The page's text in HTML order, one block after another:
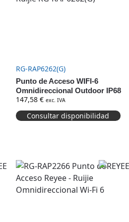
RG-RAP6262(G)
Punto de Acceso WIFI-6
Omnidireccional Outdoor IP68
con puerto Optico hasta
1,77Gbits-s Reyee – Ruijie RG-
RAP6262(G)
147,58 € exc. IVA
Consultar disponibilidad